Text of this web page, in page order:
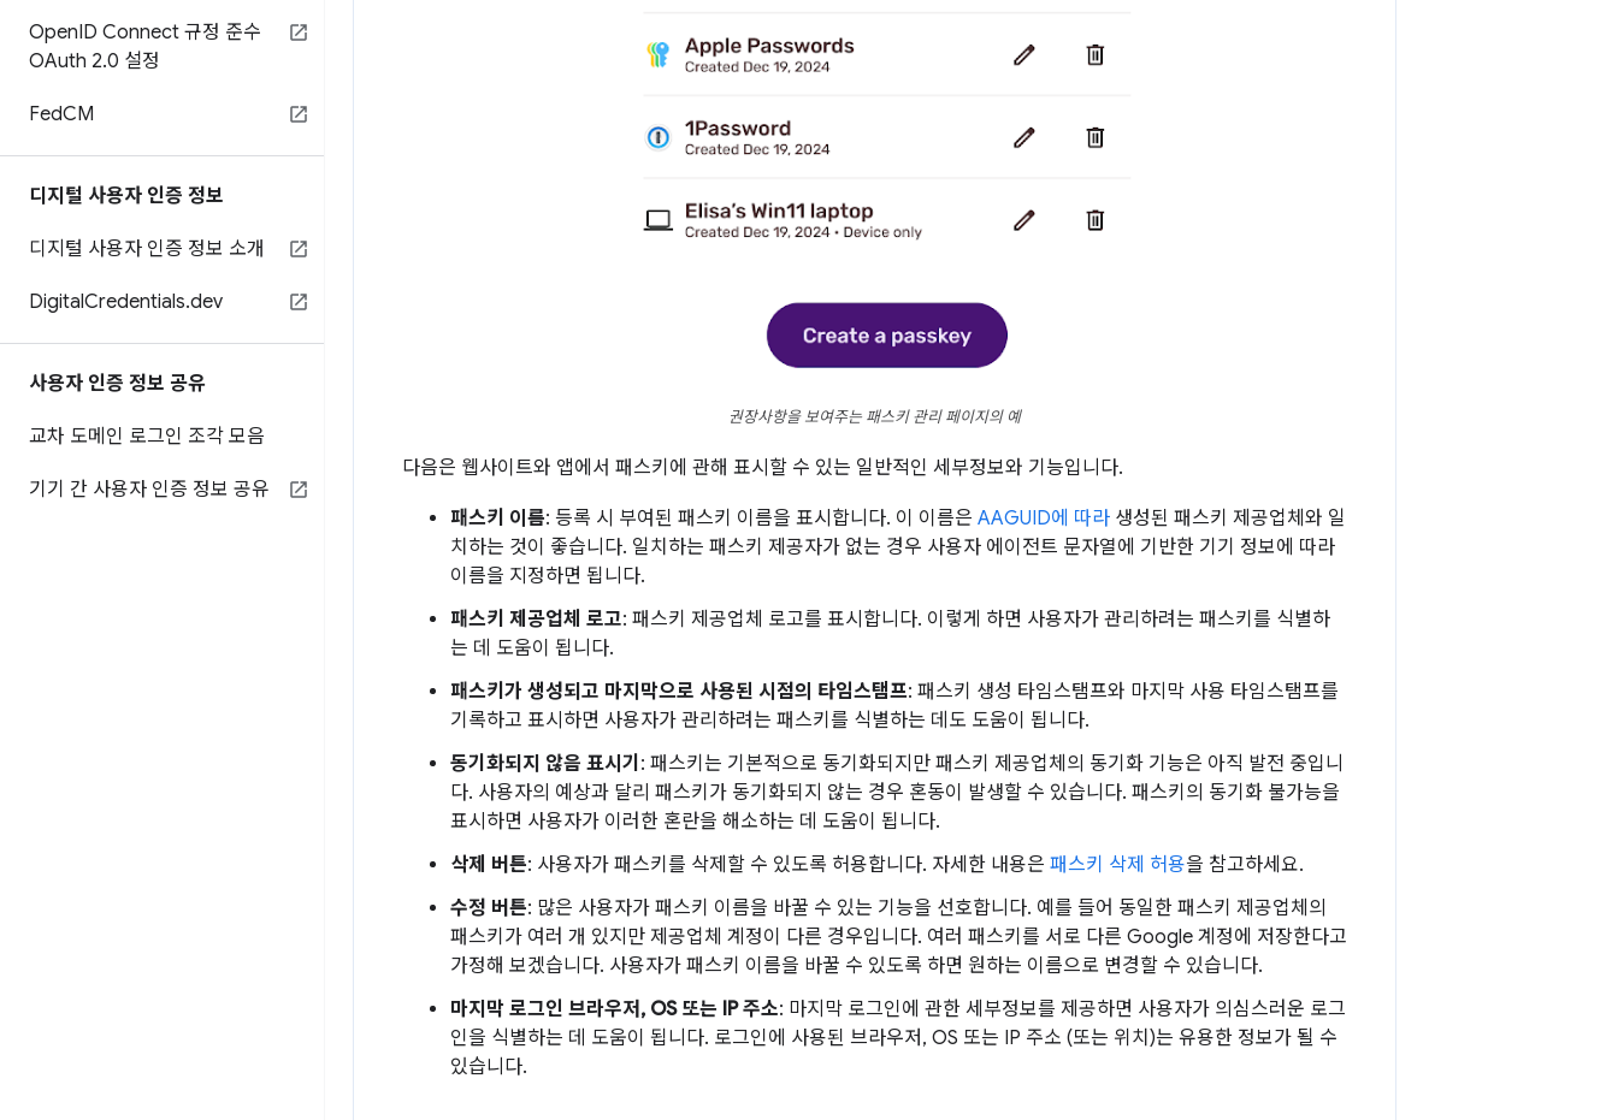
OpenID Connect 규정 준수
OAuth 2.0 설정
FedCM
디지털 사용자 인증 정보
디지털 사용자 인증 정보 소개
DigitalCredentials.dev
사용자 인증 정보 공유
교차 도메인 로그인 조각 모음
기기 간 사용자 인증 정보 공유
권장사항을 보여주는 패스키 관리 페이지의 예
다음은 웹사이트와 앱에서 패스키에 관해 표시할 수 있는 일반적인 세부정보와 기능입니다.
패스키 이름: 등록 시 부여된 패스키 이름을 표시합니다. 이 이름은 AAGUID에 따라 생성된 패스키 제공업체와 일
치하는 것이 좋습니다. 일치하는 패스키 제공자가 없는 경우 사용자 에이전트 문자열에 기반한 기기 정보에 따라
이름을 지정하면 됩니다.
패스키 제공업체 로고: 패스키 제공업체 로고를 표시합니다. 이렇게 하면 사용자가 관리하려는 패스키를 식별하
는 데 도움이 됩니다.
패스키가 생성되고 마지막으로 사용된 시점의 타임스탬프: 패스키 생성 타임스탬프와 마지막 사용 타임스탬프를
기록하고 표시하면 사용자가 관리하려는 패스키를 식별하는 데도 도움이 됩니다.
동기화되지 않음 표시기 : 패스키는 기본적으로 동기화되지만 패스키 제공업체의 동기화 기능은 아직 발전 중입니
다. 사용자의 예상과 달리 패스키가 동기화되지 않는 경우 혼동이 발생할 수 있습니다. 패스키의 동기화 불가능을
표시하면 사용자가 이러한 혼란을 해소하는 데 도움이 됩니다.
삭제 버튼: 사용자가 패스키를 삭제할 수 있도록 허용합니다. 자세한 내용은 패스키 삭제 허용을 참고하세요.
수정 버튼: 많은 사용자가 패스키 이름을 바꿀 수 있는 기능을 선호합니다. 예를 들어 동일한 패스키 제공업체의
패스키가 여러 개 있지만 제공업체 계정이 다른 경우입니다. 여러 패스키를 서로 다른 Google 계정에 저장한다고
가정해 보겠습니다. 사용자가 패스키 이름을 바꿀 수 있도록 하면 원하는 이름으로 변경할 수 있습니다.
마지막 로그인 브라우저, OS 또는 IP 주소: 마지막 로그인에 관한 세부정보를 제공하면 사용자가 의심스러운 로그
인을 식별하는 데 도움이 됩니다. 로그인에 사용된 브라우저, OS 또는 IP 주소 (또는 위치)는 유용한 정보가 될 수
있습니다.